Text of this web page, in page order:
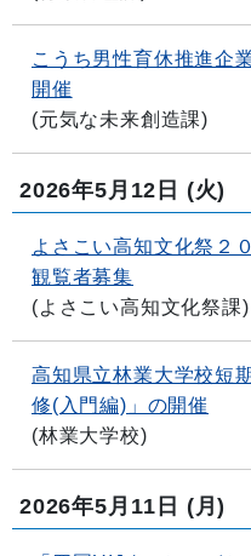
こうち男性育休推進企
開催
(元気な未来創造課)
2026年5月12日 (火)
よさこい高知文化祭２
観覧者募集
(よさこい高知文化祭課)
高知県立林業大学校短
修(入門編)」の開催
(林業大学校)
2026年5月11日 (月)